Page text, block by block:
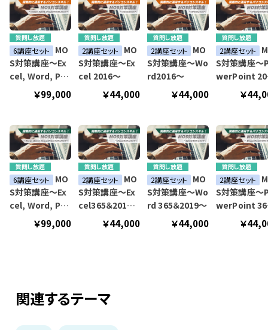
質問し放題
6講座セット MO
S対策講座～Ex
cel, Word, Po
werPoint 2016
￥99,000
質問し放題
2講座セット MO
S対策講座～Ex
cel 2016～
￥44,000
質問し放題
2講座セット MO
S対策講座～Wo
rd2016～
￥44,000
質問し放題
2講座セット
S対策講座～
werPoint 2016
￥
質問し放題
6講座セット MO
S対策講座～Ex
cel, Word, Po
werPoint 365/
2019～
￥99,000
質問し放題
2講座セット MO
S対策講座～Ex
cel365＆2019
￥44,000
質問し放題
2講座セット MO
S対策講座～Wo
rd 365＆2019～
￥44,000
質問し放題
2講座セット
S対策講座～
werPoint 365
＆2019～
￥
関連するテーマ